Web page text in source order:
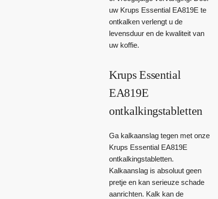
uw Krups Essential EA819E te
ontkalken verlengt u de
levensduur en de kwaliteit van
uw koffie.
Krups Essential
EA819E
ontkalkingstabletten
Ga kalkaanslag tegen met onze
Krups Essential EA819E
ontkalkingstabletten.
Kalkaanslag is absoluut geen
pretje en kan serieuze schade
aanrichten. Kalk kan de